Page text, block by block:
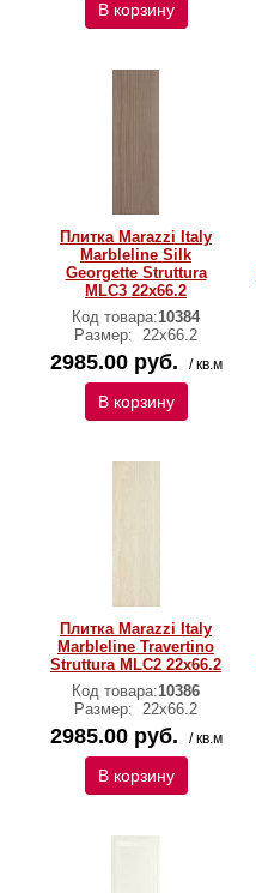
В корзину
Плитка Marazzi Italy
Marbleline Silk
Georgette Struttura
MLC3 22х66.2
Код товара:10384
Размер: 22х66.2
2985.00 руб. / кв.м
В корзину
Плитка Marazzi Italy
Marbleline Travertino
Struttura MLC2 22х66.2
Код товара:10386
Размер: 22х66.2
2985.00 руб. / кв.м
В корзину